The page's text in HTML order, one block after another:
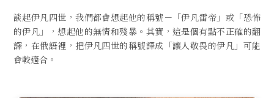
談起伊凡四世，我們都會想起他的稱號－「伊凡雷帝」或「恐怖
的伊凡」，想起他的無情和殘暴。其實，這是個有點不正確的翻
譯，在俄語裡，把伊凡四世的稱號譯成「讓人敬畏的伊凡」可能
會較適合。